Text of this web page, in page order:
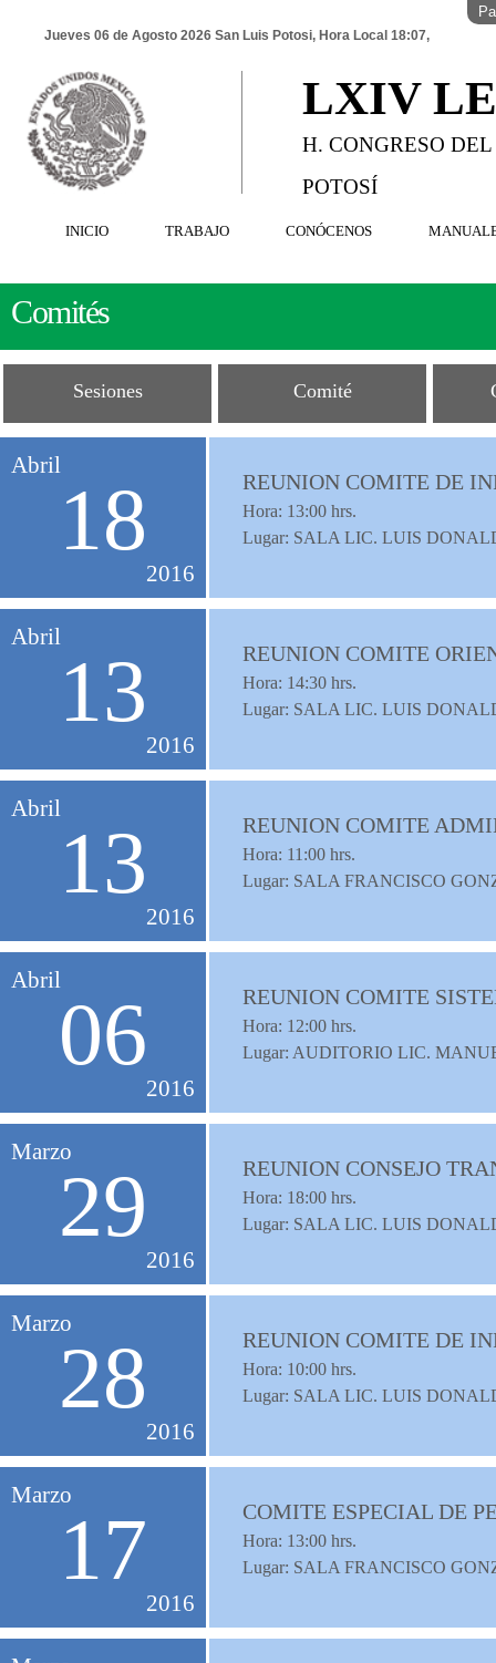
Jueves 06 de Agosto 2026 San Luis Potosi, Hora Local 18:07,
LXIV
H. CONGRESO
POTOSÍ
INICIO TRABAJO CONÓCENOS
Comités
Sesiones Comité
Abril
18
2016
REUNION COMITE DE
Hora: 13:00 hrs.
Lugar: SALA LIC. LUIS
Abril
13
2016
REUNION COMITE
Hora: 14:30 hrs.
Lugar: SALA LIC. LUIS
Abril
13
2016
REUNION COMITE
Hora: 11:00 hrs.
Lugar: SALA FRANCISCO
Abril
06
2016
REUNION COMITE
Hora: 12:00 hrs.
Lugar: AUDITORIO LIC.
Marzo
29
2016
REUNION CONSEJO
Hora: 18:00 hrs.
Lugar: SALA LIC. LUIS
Marzo
28
2016
REUNION COMITE DE
Hora: 10:00 hrs.
Lugar: SALA LIC. LUIS
Marzo
17
2016
COMITE ESPECIAL DE
Hora: 13:00 hrs.
Lugar: SALA FRANCISCO